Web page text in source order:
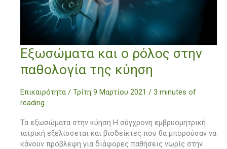
Εξωσώματα και ο ρόλος στην
παθολογία της κύηση
Επικαιρότητα / Τρίτη 9 Μαρτίου 2021 / 3 minutes of
reading
Τα εξωσώματα στην κύηση Η σύγχρονη εμβρυομητρική
ιατρική εξελίσσεται και βιοδείκτες που θα μπορούσαν να
κάνουν πρόβλεψη για διάφορες παθήσεις νωρίς στην
Εξωσώματα
και
ο
στην
παθολογία
κύηση